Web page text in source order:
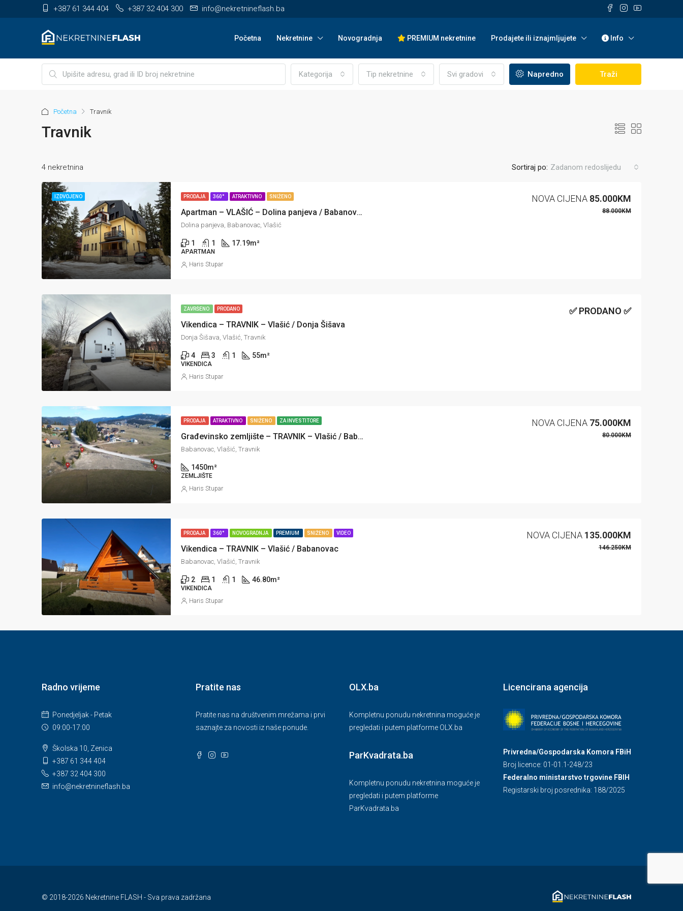
+387 61 344 404 +387 32 404 300 info@nekretnineflash.ba
Početna Nekretnine Novogradnja PREMIUM nekretnine Prodajete ili iznajmljujete Info
Kategorija Tip nekretnine Svi gradovi Napredno Traži
Početna Travnik
Travnik
4 nekretnina Sortiraj po: Zadanom redoslijedu
IZDVOJENO PRODAJA 360° ATRAKTIVNO SNIŽENO
Apartman – VLAŠIĆ – Dolina panjeva / Babanovac
NOVA CIJENA 85.000KM
88.000KM
Dolina panjeva, Babanovac, Vlašić
1 1 17.19m²
APARTMAN
Haris Stupar
ZAVRŠENO PRODANO
Vikendica – TRAVNIK – Vlašić / Donja Šišava
✅ PRODANO ✅
Donja Šišava, Vlašić, Travnik
4 3 1 55m²
VIKENDICA
Haris Stupar
PRODAJA ATRAKTIVNO SNIŽENO ZA INVESTITORE
Građevinsko zemljište – TRAVNIK – Vlašić / Babanovac
NOVA CIJENA 75.000KM
80.000KM
Babanovac, Vlašić, Travnik
1450m²
ZEMLJIŠTE
Haris Stupar
PRODAJA 360° NOVOGRADNJA PREMIUM SNIŽENO VIDEO
Vikendica – TRAVNIK – Vlašić / Babanovac
NOVA CIJENA 135.000KM
146.250KM
Babanovac, Vlašić, Travnik
2 1 1 46.80m²
VIKENDICA
Haris Stupar
Radno vrijeme
Ponedjeljak - Petak
09:00-17:00
Školska 10, Zenica
+387 61 344 404
+387 32 404 300
info@nekretnineflash.ba
Pratite nas
Pratite nas na društvenim mrežama i prvi
saznajte za novosti iz naše ponude.
OLX.ba
Kompletnu ponudu nekretnina moguće je
pregledati i putem platforme OLX.ba
ParKvadrata.ba
Kompletnu ponudu nekretnina moguće je
pregledati i putem platforme
ParKvadrata.ba
Licencirana agencija
Privredna/Gospodarska Komora FBiH
Broj licence: 01-01.1-248/23
Federalno ministarstvo trgovine FBIH
Registarski broj posrednika: 188/2025
© 2018-2026 Nekretnine FLASH - Sva prava zadržana